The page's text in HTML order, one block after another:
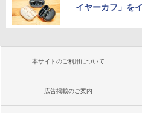
イヤーカフ」を
本サイトのご利用について
広告掲載のご案内